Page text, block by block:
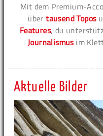
Mit dem Premium-
übertausend Topos
Features, du
Journalismusim
Aktuelle Bilder